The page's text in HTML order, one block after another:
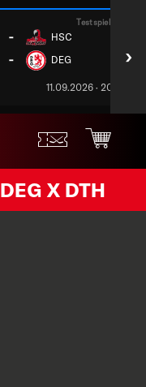
-
-
Testspiel 7
HSC
DEG
11.09.2026 · 20.00 Uhr
›
DEG X DTH